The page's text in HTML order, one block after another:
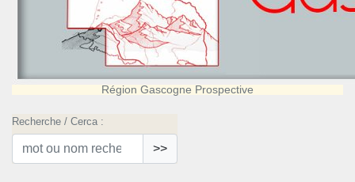
Région Gascogne Prospective
Recherche / Cerca :
>>